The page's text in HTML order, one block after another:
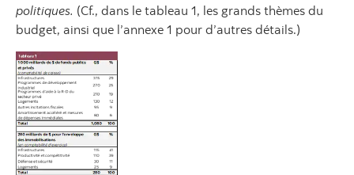
politiques. (Cf., dans le tableau 1, les grands thèmes du
budget, ainsi que l’annexe 1 pour d’autres détails.)